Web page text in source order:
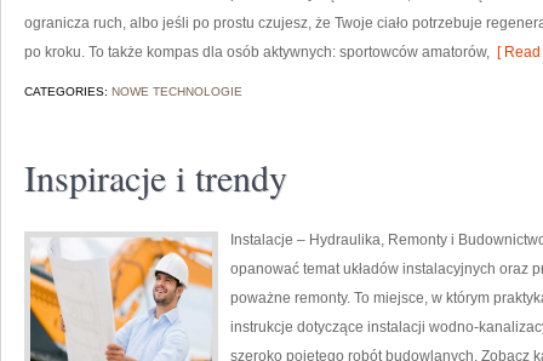
ogranicza ruch, albo jeśli po prostu czujesz, że Twoje ciało potrzebuje
po kroku. To także kompas dla osób aktywnych: sportowców amatorów, [
CATEGORIES: NOWE TECHNOLOGIE
Inspiracje i trendy
Instalacje – Hydraulika, Remonty i
opanować temat układów instalacyjnych oraz
poważne remonty. To miejsce, w którym
instrukcje dotyczące instalacji wodno-
szeroko pojętego robót budowlanych. Zobacz